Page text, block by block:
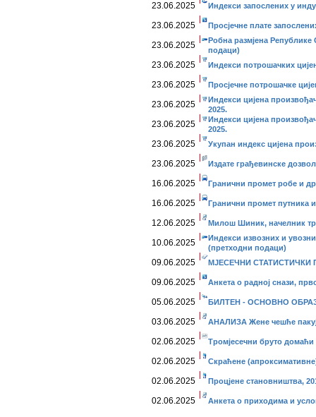
23.06.2025 Индекси запослених у
23.06.2025 Просјечне плате
23.06.2025
Робна размјена Републике
подаци)
23.06.2025 Индекси потрошачких
23.06.2025 Просјечне потрошачке
23.06.2025
Индекси цијена
2025.
23.06.2025
Индекси цијена
2025.
23.06.2025 Укупан индекс цијена
23.06.2025 Издате грађевинске
16.06.2025 Гранични промет робе и
16.06.2025 Гранични промет путника
12.06.2025 Милош Шиник, начелник
10.06.2025
Индекси извозних и
(претходни подаци)
09.06.2025 МЈЕСЕЧНИ СТАТИСТИЧКИ
09.06.2025 Анкета о радној снази,
05.06.2025 БИЛТЕН - ОСНОВНО
03.06.2025 АНАЛИЗА Жене чешће
02.06.2025 Тромјесечни бруто домаћи
02.06.2025 Скраћене
02.06.2025 Процјене становништва,
02.06.2025 Анкетa о приходима и